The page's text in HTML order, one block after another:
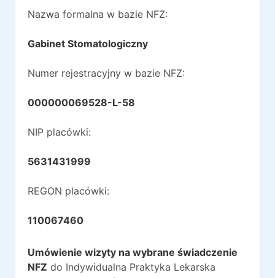
Nazwa formalna w bazie NFZ:
Gabinet Stomatologiczny
Numer rejestracyjny w bazie NFZ:
000000069528-L-58
NIP placówki:
5631431999
REGON placówki:
110067460
Umówienie wizyty na wybrane świadczenie
NFZ do Indywidualna Praktyka Lekarska